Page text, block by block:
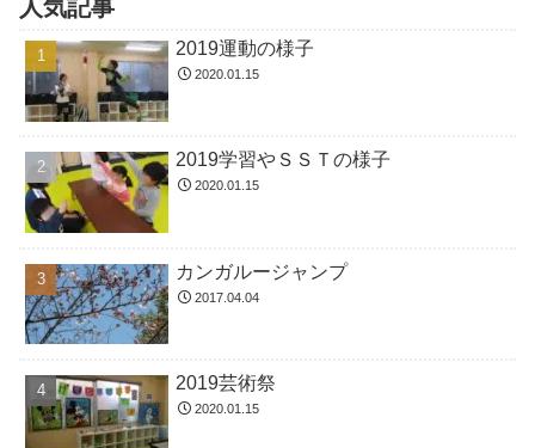
人気記事
2019運動の様子
2020.01.15
2019学習やＳＳＴの様子
2020.01.15
カンガルージャンプ
2017.04.04
2019芸術祭
2020.01.15